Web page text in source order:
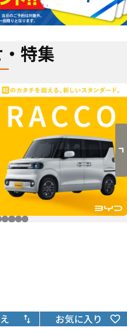
特集
お気に入り